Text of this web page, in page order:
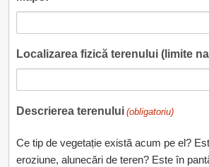
Localizarea fizică terenului (limite
Descrierea terenului (obligatoriu)
Ce tip de vegetație există acum pe el?
eroziune, alunecări de teren? Este în